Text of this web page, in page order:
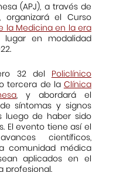
(APJ), a través de
organizará el Curso
la Medicina en la era
en modalidad
32 del Policlínico
tercera de la Clínica
, y abordará el
síntomas y signos
luego de haber sido
El evento tiene así el
científicos,
comunidad médica
aplicados en el
profesional.